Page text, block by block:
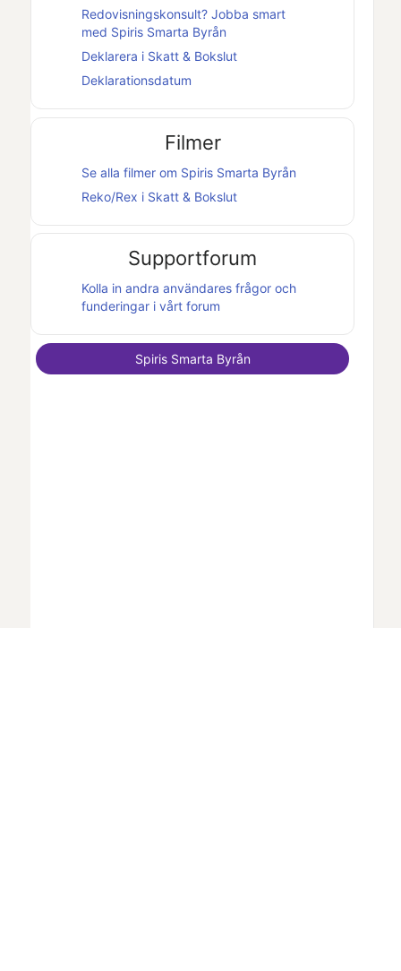
Redovisningskonsult? Jobba smart
med Spiris Smarta Byrån
Deklarera i Skatt & Bokslut
Deklarationsdatum
Filmer
Se alla filmer om Spiris Smarta Byrån
Reko/Rex i Skatt & Bokslut
Supportforum
Kolla in andra användares frågor och
funderingar i vårt forum
Spiris Smarta Byrån